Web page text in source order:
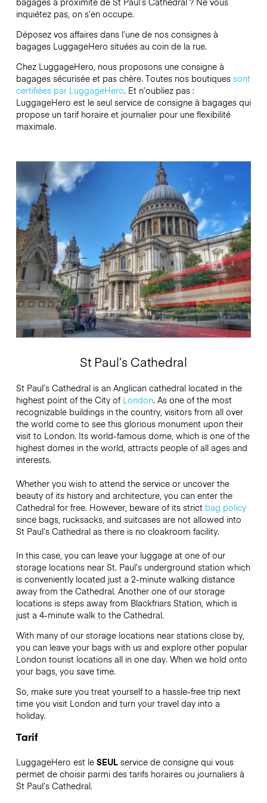
inquiétez pas, on s’en occupe.
Déposez vos affaires dans l’une de nos consignes à
bagages LuggageHero situées au coin de la rue.
Chez LuggageHero, nous proposons une consigne à
bagages sécurisée et pas chère. Toutes nos boutiques sont
certifiées par LuggageHero. Et n’oubliez pas :
LuggageHero est le seul service de consigne à bagages qui
propose un tarif horaire et journalier pour une flexibilité
maximale.
St Paul’s Cathedral
St Paul’s Cathedral is an Anglican cathedral located in the
highest point of the City of London. As one of the most
recognizable buildings in the country, visitors from all over
the world come to see this glorious monument upon their
visit to London. Its world-famous dome, which is one of the
highest domes in the world, attracts people of all ages and
interests.
Whether you wish to attend the service or uncover the
beauty of its history and architecture, you can enter the
Cathedral for free. However, beware of its strict bag policy
since bags, rucksacks, and suitcases are not allowed into
St Paul’s Cathedral as there is no cloakroom facility.
In this case, you can leave your luggage at one of our
storage locations near St. Paul’s underground station which
is conveniently located just a 2-minute walking distance
away from the Cathedral. Another one of our storage
locations is steps away from Blackfriars Station, which is
just a 4-minute walk to the Cathedral.
With many of our storage locations near stations close by,
you can leave your bags with us and explore other popular
London tourist locations all in one day. When we hold onto
your bags, you save time.
So, make sure you treat yourself to a hassle-free trip next
time you visit London and turn your travel day into a
holiday.
Tarif
LuggageHero est le SEULservice de consigne qui vous
permet de choisir parmi des tarifs horaires ou journaliers à
St Paul’s Cathedral.